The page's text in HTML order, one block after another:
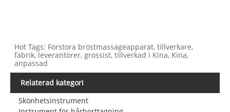
Hot Tags: Förstora bröstmassageapparat, tillverkare,
fabrik, leverantörer, grossist, tillverkad i Kina, Kina,
anpassad
Relaterad kategori
Skönhetsinstrument